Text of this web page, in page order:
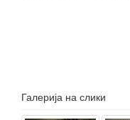
Галерија на слики